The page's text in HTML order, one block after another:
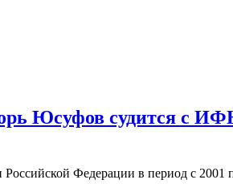
Юсуфов судится с
Федерации в период с